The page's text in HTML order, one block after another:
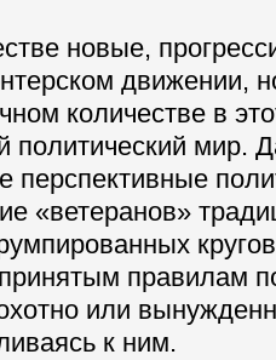
новые,
движении,
количестве в
политический мир.
«ветеранов»
правилам
или
к ним.